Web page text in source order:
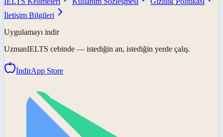
İletişim Bilgileri
Uygulamayı indir
UzmanIELTS cebinde — istediğin an, istediğin yerde çalış.
İndirApp Store